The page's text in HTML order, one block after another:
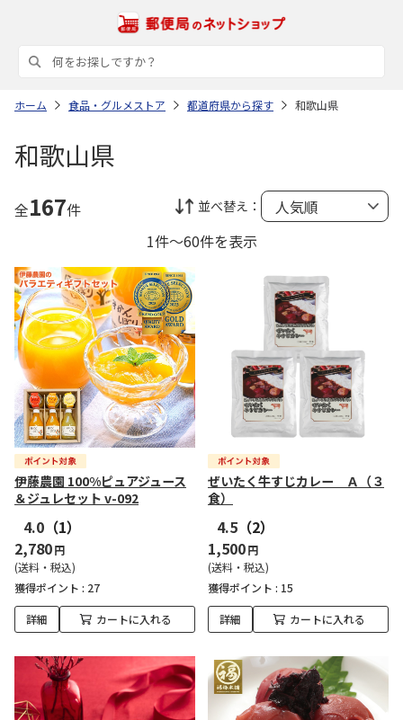
ホーム 食品・グルメストア 都道府県から探す 和歌山県
和歌山県
全167件 並べ替え：
1件～60件を表示
伊藤農園 100%ピュアジュース
＆ジュレセット v-092
4.0 （1）
2,780円
(送料・税込)
獲得ポイント : 27
詳細 カートに入れる
ぜいたく牛すじカレー Ａ（３
食）
4.5 （2）
1,500円
(送料・税込)
獲得ポイント : 15
詳細 カートに入れる